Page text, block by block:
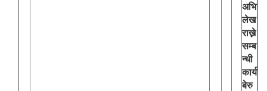
अभि
लेख
राख्ने
सम्ब
न्धी
कार्य
बेरु